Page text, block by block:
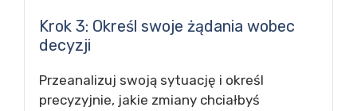
Krok 3: Określ swoje żądania wobec
decyzji
Przeanalizuj swoją sytuację i określ
precyzyjnie, jakie zmiany chciałbyś